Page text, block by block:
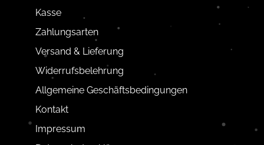
Kasse
Zahlungsarten
Versand & Lieferung
Widerrufsbelehrung
Allgemeine Geschäftsbedingungen
Kontakt
Impressum